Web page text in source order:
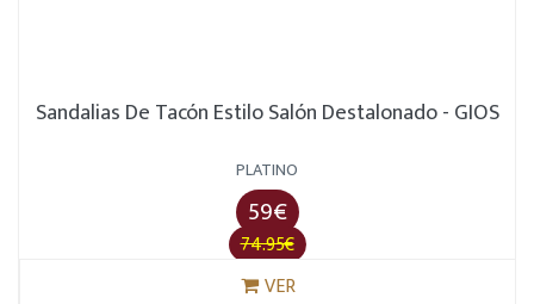
Sandalias De Tacón Estilo Salón Destalonado - GIOS
PLATINO
59€
74.95€
VER